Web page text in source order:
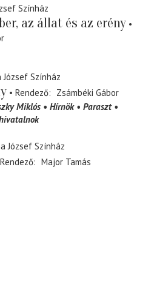
Színház
az állat és az erény
Színház
Rendező
Zsámbéki Gábor
Miklós Hírnök
Paraszt
József Színház
Rendező
Major Tamás